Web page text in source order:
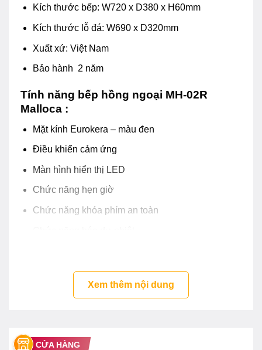
Kích thước bếp: W720 x D380 x H60mm
Kích thước lỗ đá: W690 x D320mm
Xuất xứ: Việt Nam
Bảo hành 2 năm
Tính năng bếp hồng ngoại MH-02R
Malloca :
Mặt kính Eurokera – màu đen
Điều khiển cảm ứng
Màn hình hiển thị LED
Chức năng hẹn giờ
Chức năng khóa phím an toàn
Xem thêm nội dung
CỬA HÀNG